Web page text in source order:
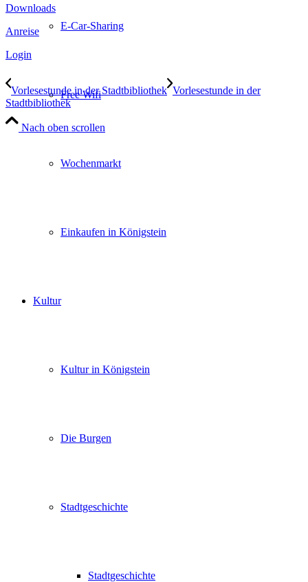
E-Car-Sharing
Free Wifi
Wochenmarkt
Einkaufen in Königstein
Kultur
Kultur in Königstein
Die Burgen
Stadtgeschichte
Stadtgeschichte
Downloads
Anreise
Login
Vorlesestunde in der Stadtbibliothek Vorlesestunde in der
Stadtbibliothek
Nach oben scrollen